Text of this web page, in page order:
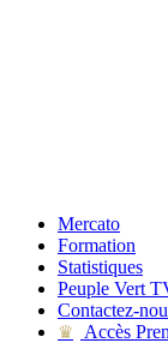
Mercato
Formation
Statistiques
Peuple Vert
Contactez-
♛
Accès